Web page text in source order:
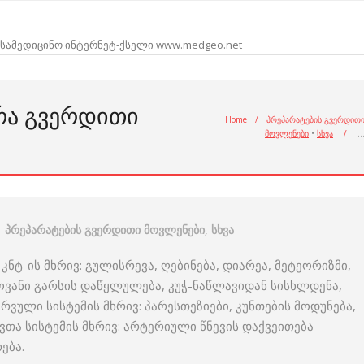
ინტერნეტ-ქსელი www.medgeo.net
ᲒᲕᲔᲠᲓᲘᲗᲘ Home /
პრეპარატების გვერდითი
მოვლენები • სხვა / …
პრეპარატების გვერდითი მოვლენები, სხვა
ის მხრივ: გულისრევა, ღებინება, დიარეა, მეტეორიზმი,
გარსის დაწყლულება, კუჭ-ნაწლავიდან სისხლდენა,
სისტემის მხრივ: პარესთეზიები, კუნთების მოდუნება,
სისტემის მხრივ: არტერიული წნევის დაქვეითება